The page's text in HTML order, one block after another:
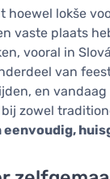
hoewel lokše
vaste plaats
vooral in
van
en
zowel
eenvoudig,